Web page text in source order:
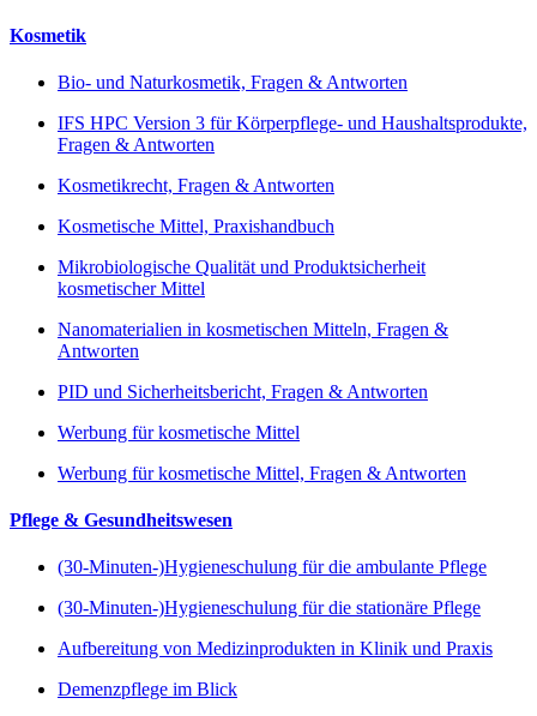
Kosmetik
Bio- und Naturkosmetik, Fragen & Antworten
IFS HPC Version 3 für Körperpflege- und Haushaltsprodukte,
Fragen & Antworten
Kosmetikrecht, Fragen & Antworten
Kosmetische Mittel, Praxishandbuch
Mikrobiologische Qualität und Produktsicherheit
kosmetischer Mittel
Nanomaterialien in kosmetischen Mitteln, Fragen &
Antworten
PID und Sicherheitsbericht, Fragen & Antworten
Werbung für kosmetische Mittel
Werbung für kosmetische Mittel, Fragen & Antworten
Pflege & Gesundheitswesen
(30-Minuten-)Hygieneschulung für die ambulante Pflege
(30-Minuten-)Hygieneschulung für die stationäre Pflege
Aufbereitung von Medizinprodukten in Klinik und Praxis
Demenzpflege im Blick